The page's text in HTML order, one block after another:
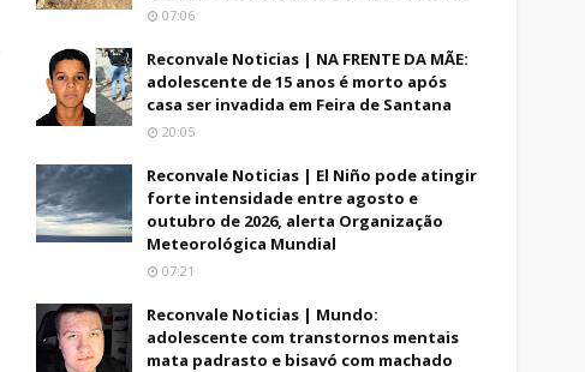
07:06
Reconvale Noticias | NA FRENTE DA MÃE:
adolescente de 15 anos é morto após
casa ser invadida em Feira de Santana
20:05
Reconvale Noticias | El Niño pode atingir
forte intensidade entre agosto e
outubro de 2026, alerta Organização
Meteorológica Mundial
07:21
Reconvale Noticias | Mundo:
adolescente com transtornos mentais
mata padrasto e bisavó com machado